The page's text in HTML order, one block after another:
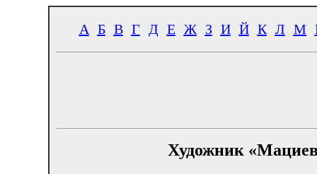
А Б В Г Д Е Ж З И Й К Л М
Художник